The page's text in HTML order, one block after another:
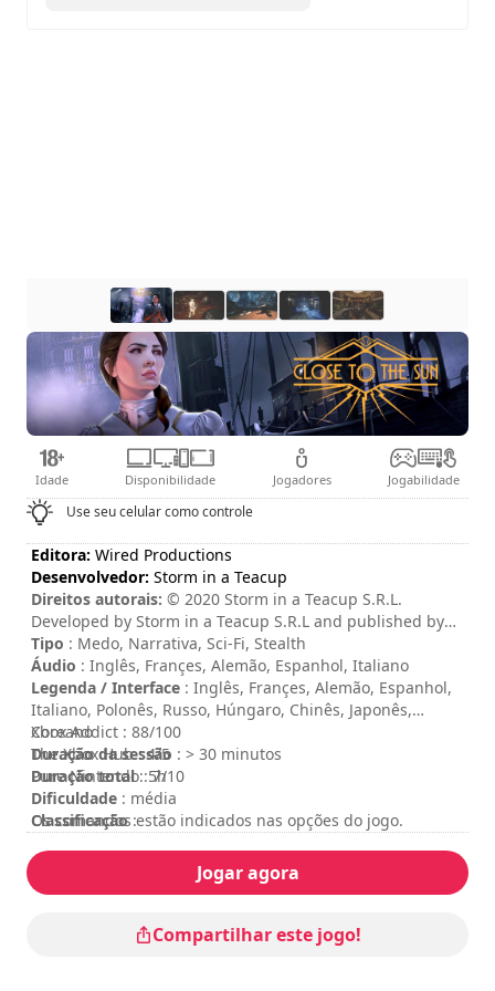
Idade Disponibilidade Jogadores Jogabilidade
Use seu celular como controle
Editora: Wired Productions
Desenvolvedor: Storm in a Teacup
Direitos autorais: © 2020 Storm in a Teacup S.R.L.
Developed by Storm in a Teacup S.R.L and published by
Wired Productions Ltd. All rights reserved.
Tipo : Medo, Narrativa, Sci-Fi, Stealth
Áudio : Inglês, Françes, Alemão, Espanhol, Italiano
Legenda / Interface : Inglês, Françes, Alemão, Espanhol,
Italiano, Polonês, Russo, Húngaro, Chinês, Japonês,
Coreano
Duração da sessão : > 30 minutos
Duração total: 5h
Dificuldade : média
Classificação:
Xbox Addict : 88/100
The Xbox Hub : 4/5
Pure Nintendo : 7/10
Os comandos estão indicados nas opções do jogo.
Jogar agora
Compartilhar este jogo!